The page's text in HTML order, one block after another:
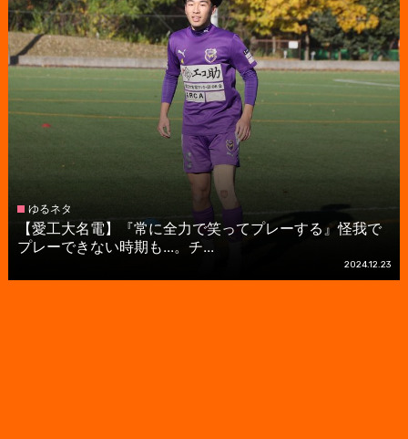
ゆるネタ
【愛工大名電】『常に全力で笑ってプレーする』怪我で
プレーできない時期も...。チ...
2024.12.23